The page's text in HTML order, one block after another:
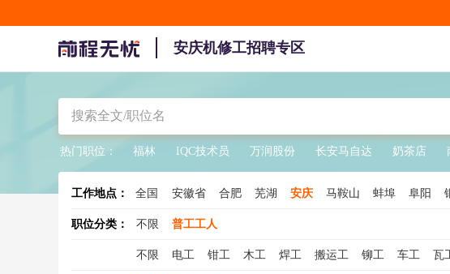
安庆机修工招聘专区
热门职位： 福林 IQC技术员 万润股份 长安马自达 奶茶店
工作地点： 全国 安徽省 合肥 芜湖 安庆 马鞍山 蚌埠 阜阳
职位分类： 不限 普工工人
不限 电工 钳工 木工 焊工 搬运工 铆工 车工 瓦